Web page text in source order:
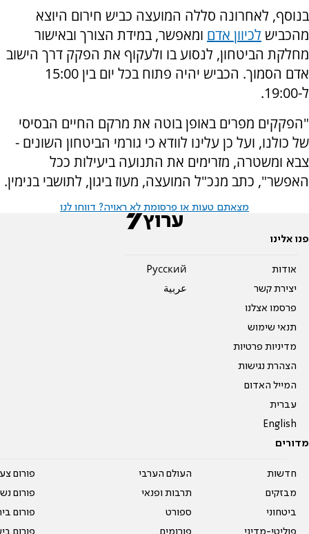
בנוסף, לאחרונה סללה המועצה כביש חירום היוצא
מהכביש לכיוון אדם ומאפשר, במידת הצורך ובאישור
מחלקת הביטחון, לנסוע בו ולעקוף את הפקק דרך הישוב
אדם הסמוך. הכביש יהיה פתוח בכל יום בין 15:00
ל-19:00.
"הפקקים מפרים באופן בוטה את מרקם החיים הבסיסי
של כולנו, ועל כן עלינו לוודא כי גורמי הביטחון השונים -
צבא ומשטרה, מזרימים את התנועה ביעילות ככל
האפשר", כתב מנכ"ל המועצה, מעוז ביגון, לתושבי בנימין.
מצאתם טעות או פרסומת לא ראויה? דווחו לנו
פנו אלינו
אודות
יצירת קשר
פרסמו אצלנו
תנאי שימוש
מדיניות פרטיות
הצהרת נגישות
המייל האדום
עברית
English
Pусский
عربية
מדורים
חדשות
מבזקים
ביטחוני
פוליטי-מדיני
העולם הערבי
תרבות ופנאי
ספורט
פורומים
פורום
פורום
פורום
פורום